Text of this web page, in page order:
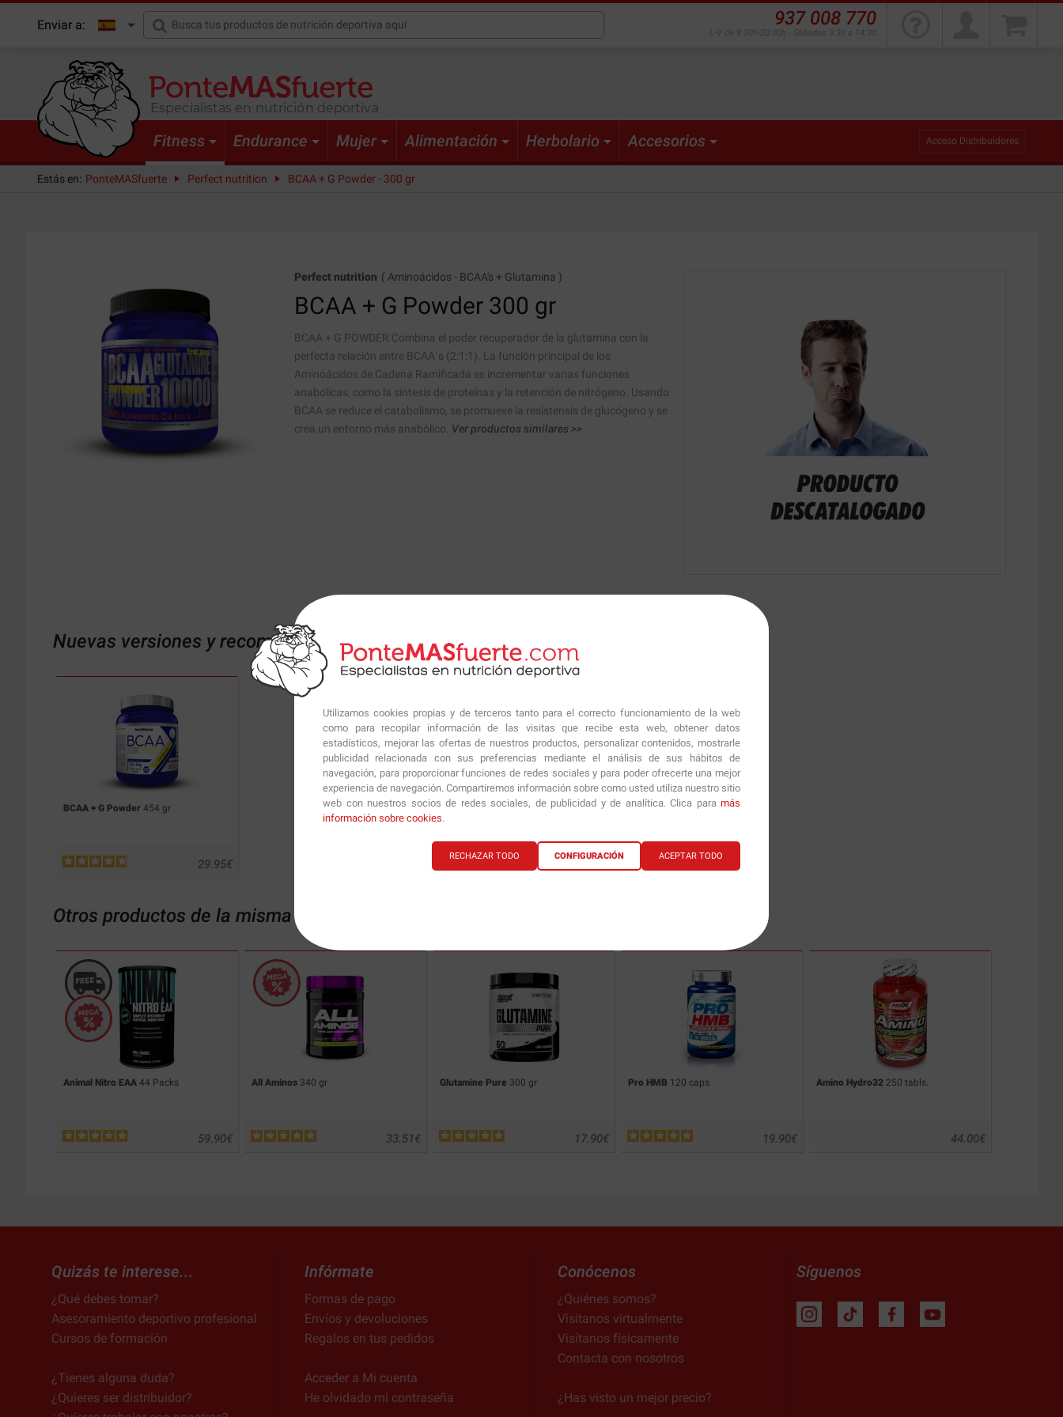
Utilizamos cookies propias y de terceros tanto para el correcto funcionamiento de la web
como para recopilar información de las visitas que recibe esta web, obtener datos
estadísticos, mejorar las ofertas de nuestros productos, personalizar contenidos, mostrarle
publicidad relacionada con sus preferencias mediante el análisis de sus hábitos de
navegación, para proporcionar funciones de redes sociales y para poder ofrecerte una mejor
experiencia de navegación. Compartiremos información sobre como usted utiliza nuestro sitio
web con nuestros socios de redes sociales, de publicidad y de analítica. Clica para más
información sobre cookies.
ACEPTAR TODO
RECHAZAR TODO CONFIGURACIÓN
Enviar a: 937 008 770
Especialistas en nutrición deportiva
Fitness Endurance Mujer Alimentación Herbolario Accesorios Acceso Distribuidores
Estás en: PonteMASfuerte Perfect nutrition BCAA + G Powder - 300 gr
Perfect nutrition ( Aminoácidos - BCAA's + Glutamina )
BCAA + G Powder 300 gr
BCAA + G POWDER Combina el poder recuperador de la glutamina con la
perfecta relación entre BCAA´s (2:1:1). La función principal de los
Aminoácidos de Cadena Ramificada es incrementar varias funciones
anabólicas, como la síntesis de proteínas y la retención de nitrógeno. Usando
BCAA se reduce el catabolismo, se promueve la resístensis de glucógeno y se
crea un entorno más anabólico. Ver productos similares >>
Nuevas versiones y recomendaciones de nuestros nutricionistas.
BCAA + G Powder 454 gr
€
29.95
Otros productos de la misma categoría
Animal Nitro EAA 44 Packs
€
59.90
All Aminos 340 gr
€
33.51
Glutamine Pure 300 gr
€
17.90
Pro HMB 120 caps.
€
19.90
Amino Hydro32 250 tabls.
€
44.00
Quizás te interese...
¿Qué debes tomar?
Asesoramiento deportivo profesional
Cursos de formación
¿Tienes alguna duda?
¿Quieres ser distribuidor?
Infórmate
Formas de pago
Envíos y devoluciones
Regalos en tus pedidos
Acceder a Mi cuenta
He olvidado mi contraseña
Conócenos
¿Quiénes somos?
Visítanos virtualmente
Visítanos físicamente
Contacta con nosotros
¿Has visto un mejor precio?
Síguenos